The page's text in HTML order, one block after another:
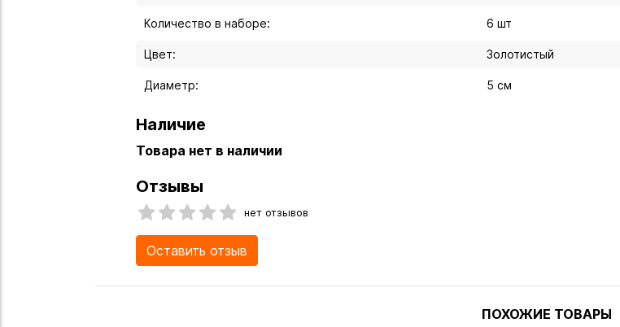
Количество в наборе: 6 шт
Цвет: Золотистый
Диаметр: 5 см
Наличие
Товара нет в наличии
Отзывы
нет отзывов
Оставить отзыв
ПОХОЖИЕ ТОВАРЫ